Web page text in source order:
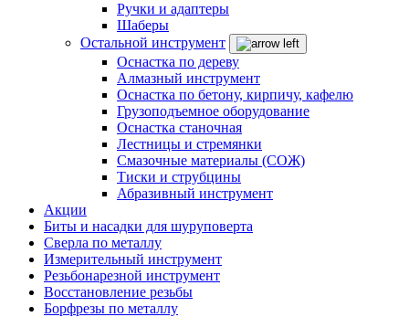
Ручки и адаптеры
Шаберы
Остальной инструмент
Оснастка по дереву
Алмазный инструмент
Оснастка по бетону, кирпичу, кафелю
Грузоподъемное оборудование
Оснастка станочная
Лестницы и стремянки
Смазочные материалы (СОЖ)
Тиски и струбцины
Абразивный инструмент
Акции
Биты и насадки для шуруповерта
Сверла по металлу
Измерительный инструмент
Резьбонарезной инструмент
Восстановление резьбы
Борфрезы по металлу